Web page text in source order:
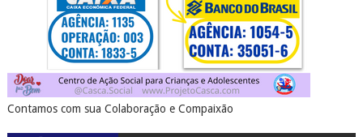
Contamos com sua Colaboração e Compaixão